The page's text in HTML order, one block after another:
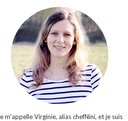
m’appelle Virginie, alias chefNini, et je suis